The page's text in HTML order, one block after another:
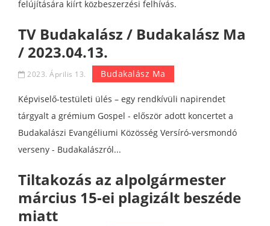
felújítására kiírt közbeszerzési felhívás.
TV Budakalász / Budakalász Ma
/ 2023.04.13.
2023. Április 13. Budakalász Ma
Képviselő-testületi ülés – egy rendkívüli napirendet
tárgyalt a grémium Gospel - először adott koncertet a
Budakalászi Evangéliumi Közösség Versíró-versmondó
verseny - Budakalászról...
Tiltakozás az alpolgármester
március 15-ei plagizált beszéde
miatt